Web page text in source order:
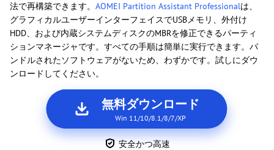
法で再構築できます。 AOMEI Partition Assistant Professionalは、
グラフィカルユーザーインターフェイスでUSBメモリ、外付け
HDD、および内蔵システムディスクのMBRを修正できるパーティ
ションマネージャです。すべての手順は簡単に実行できます。バ
ンドルされたソフトウェアがないため、わずかです。試しにダウ
ンロードしてください。
無料ダウンロード
Win 11/10/8.1/8/7/XP
安全かつ高速